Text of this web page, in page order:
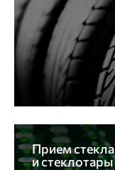
Прием стекла
и стеклотары